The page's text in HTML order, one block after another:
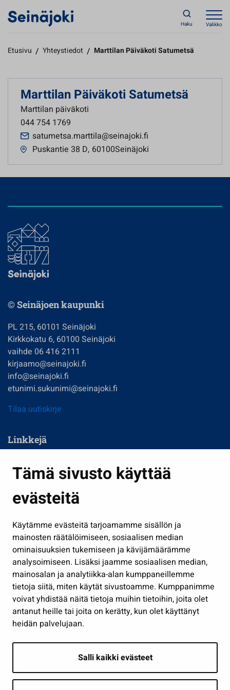
Tämä sivusto käyttää
evästeitä
Käytämme evästeitä tarjoamamme sisällön ja
mainosten räätälöimiseen, sosiaalisen median
ominaisuuksien tukemiseen ja kävijämäärämme
analysoimiseen. Lisäksi jaamme sosiaalisen median,
mainosalan ja analytiikka-alan kumppaneillemme
tietoja siitä, miten käytät sivustoamme. Kumppanimme
voivat yhdistää näitä tietoja muihin tietoihin, joita olet
antanut heille tai joita on kerätty, kun olet käyttänyt
heidän palvelujaan.
Salli kaikki evästeet
Haku Valikko
Etusivu / Yhteystiedot / Marttilan Päiväkoti Satumetsä
Marttilan Päiväkoti Satumetsä
Marttilan päiväkoti
044 754 1769
satumetsa.marttila@seinajoki.fi
Puskantie 38 D, 60100Seinäjoki
© Seinäjoen kaupunki
PL 215, 60101 Seinäjoki
Kirkkokatu 6, 60100 Seinäjoki
vaihde 06 416 2111
kirjaamo@seinajoki.fi
info@seinajoki.fi
etunimi.sukunimi@seinajoki.fi
Tilaa uutiskirje
Linkkejä
Kasvatus ja opetus
Kulttuuri ja liikunta
Työ ja yrittäminen
Osallistu ja asioi
Näytä omat evästeasetukseni
Seuraa meitä